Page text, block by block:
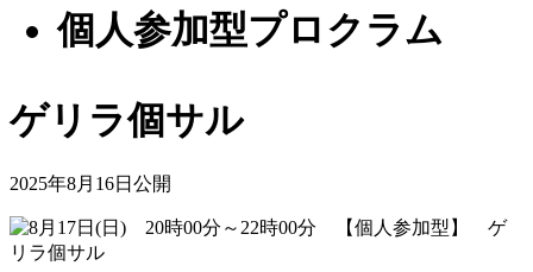
個人参加型プロクラム
ゲリラ個サル
2025年8月16日公開